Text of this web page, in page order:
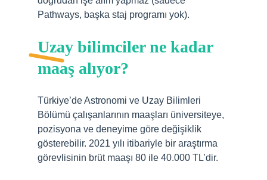
Pathways, başka staj programı yok).
Uzay bilimciler ne kadar
maaş alıyor?
Türkiye’de Astronomi ve Uzay Bilimleri
Bölümü çalışanlarının maaşları üniversiteye,
pozisyona ve deneyime göre değişiklik
gösterebilir. 2021 yılı itibariyle bir araştırma
görevlisinin brüt maaşı 80 ile 40.000 TL’dir.